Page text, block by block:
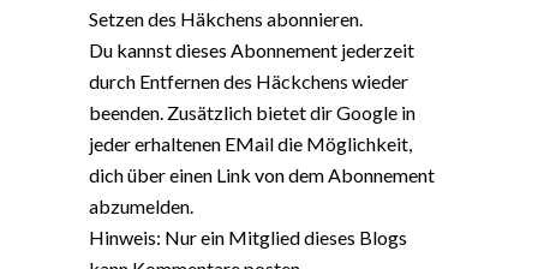
Setzen des Häkchens abonnieren.
Du kannst dieses Abonnement jederzeit
durch Entfernen des Häckchens wieder
beenden. Zusätzlich bietet dir Google in
jeder erhaltenen EMail die Möglichkeit,
dich über einen Link von dem Abonnement
abzumelden.
Hinweis: Nur ein Mitglied dieses Blogs